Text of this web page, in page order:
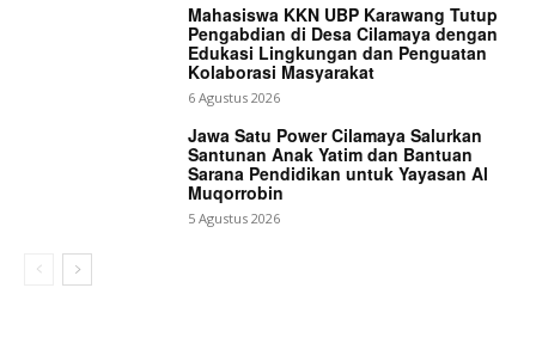
Mahasiswa KKN UBP Karawang Tutup
Pengabdian di Desa Cilamaya dengan
Edukasi Lingkungan dan Penguatan
Kolaborasi Masyarakat
6 Agustus 2026
Jawa Satu Power Cilamaya Salurkan
Santunan Anak Yatim dan Bantuan
Sarana Pendidikan untuk Yayasan Al
Muqorrobin
5 Agustus 2026